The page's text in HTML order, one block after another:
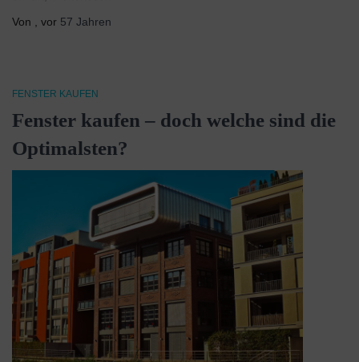
Von
, vor 57 Jahren
FENSTER KAUFEN
Fenster kaufen – doch welche sind die
Optimalsten?